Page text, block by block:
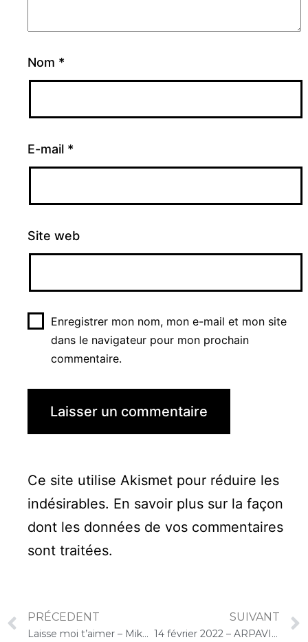
Nom *
E-mail *
Site web
Enregistrer mon nom, mon e-mail et mon site
dans le navigateur pour mon prochain
commentaire.
Ce site utilise Akismet pour réduire les
indésirables. En savoir plus sur la façon
dont les données de vos commentaires
sont traitées.
PRÉCEDENT
Laisse moi t’aimer – Mike Brant
SUIVANT
14 février 2022 – ARPAVIE La Vallée aux Renards (L’Haÿ-les-Roses) : Concert « Choco-Cello Solo »